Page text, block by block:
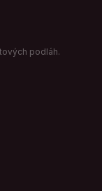
podláh.